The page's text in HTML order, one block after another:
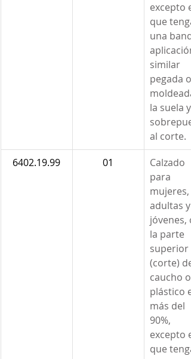
excepto el
que tenga
una
aplicación
similar
pegada o
la suela y
al corte.
6402.19.99
01
Calzado
para
mujeres,
adultas y
jóvenes,
la parte
superior
(corte) de
caucho o
plástico
más del
90%,
excepto el
que tenga